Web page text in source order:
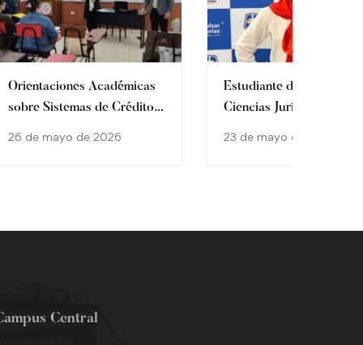
Orientaciones Académicas
sobre Sistemas de Créditos
26 de mayo de 2026
Estudiante de la
Ciencias Jurídicas
23 de mayo de 2026
Central